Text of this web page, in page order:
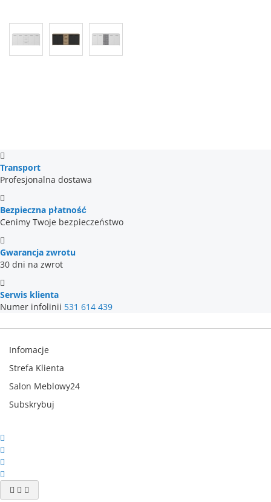
Transport
Profesjonalna dostawa
Bezpieczna płatność
Cenimy Twoje bezpieczeństwo
Gwarancja zwrotu
30 dni na zwrot
Serwis klienta
Numer infolinii 531 614 439
Infomacje
Strefa Klienta
Salon Meblowy24
Subskrybuj